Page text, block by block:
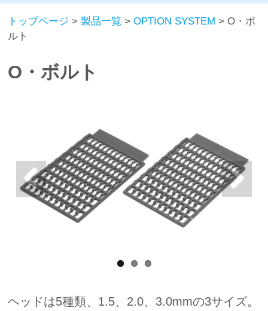
トップページ > 製品一覧 > OPTION SYSTEM > O・ボ
ルト
O・ボルト
ヘッドは5種類、1.5、2.0、3.0mmの3サイズ。